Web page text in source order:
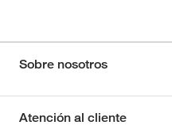
Sobre nosotros
Atención al cliente